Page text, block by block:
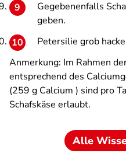
Gegebenenfalls
geben.
Petersilie grob
Anmerkung: Im Rahmen
entsprechend des
(259 g Calcium ) sind pro
Schafskäse erlaubt.
Alle